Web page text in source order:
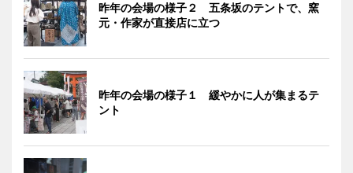
昨年の会場の様子２ 五条坂のテントで、窯
元・作家が直接店に立つ
昨年の会場の様子１ 緩やかに人が集まるテ
ント